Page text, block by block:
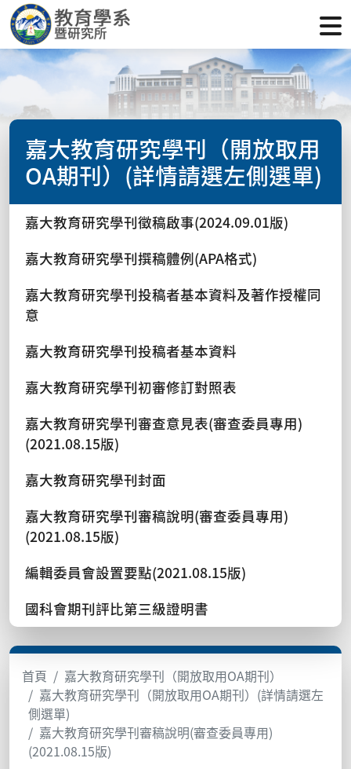
嘉大教育研究學刊（開放取用
OA期刊）(詳情請選左側選單)
嘉大教育研究學刊徵稿啟事(2024.09.01版)
嘉大教育研究學刊撰稿體例(APA格式)
嘉大教育研究學刊投稿者基本資料及著作授權同
意
嘉大教育研究學刊投稿者基本資料
嘉大教育研究學刊初審修訂對照表
嘉大教育研究學刊審查意見表(審查委員專用)
(2021.08.15版)
嘉大教育研究學刊封面
嘉大教育研究學刊審稿說明(審查委員專用)
(2021.08.15版)
編輯委員會設置要點(2021.08.15版)
國科會期刊評比第三級證明書
首頁
嘉大教育研究學刊（開放取用OA期刊）
嘉大教育研究學刊（開放取用OA期刊）(詳情請選左
側選單)
嘉大教育研究學刊審稿說明(審查委員專用)
(2021.08.15版)